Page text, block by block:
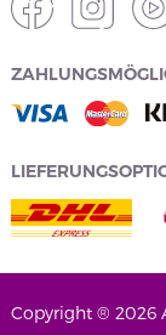
Copyright ® 2026